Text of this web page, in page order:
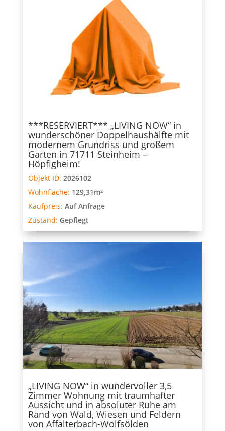
***RESERVIERT*** „LIVING NOW“ in
wunderschöner Doppelhaushälfte mit
modernem Grundriss und großem
Garten in 71711 Steinheim –
Höpfigheim!
Objekt ID: 2026102
Wohnfläche: 129,31m²
Kaufpreis: Auf Anfrage
Zustand: Gepflegt
„LIVING NOW“ in wundervoller 3,5
Zimmer Wohnung mit traumhafter
Aussicht und in absoluter Ruhe am
Rand von Wald, Wiesen und Feldern
von Affalterbach-Wolfsölden